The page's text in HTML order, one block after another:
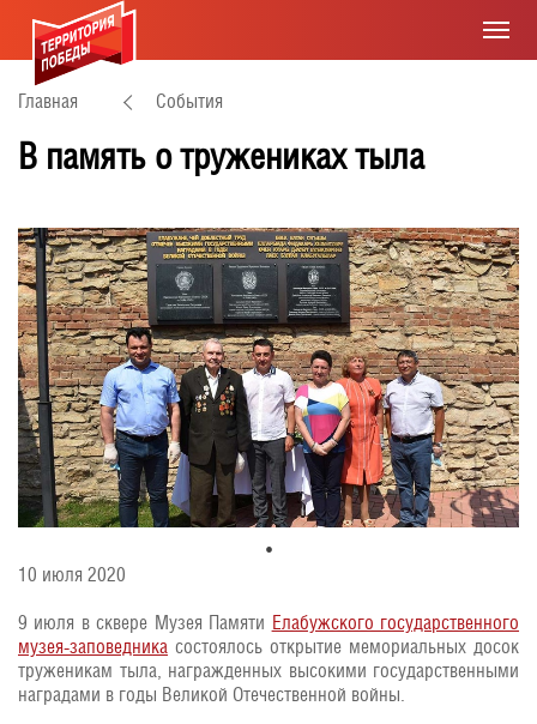
Главная События
В память о тружениках тыла
10 июля 2020
9 июля в сквере Музея Памяти Елабужского государственного
музея-заповедника состоялось открытие мемориальных досок
труженикам тыла, награжденных высокими государственными
наградами в годы Великой Отечественной войны.